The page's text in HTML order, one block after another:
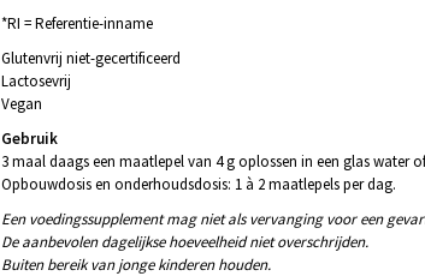
*RI = Referentie-inname
Glutenvrij niet-gecertificeerd
Lactosevrij
Vegan
Gebruik
3 maal daags een maatlepel van 4 g oplossen in een glas
Opbouwdosis en onderhoudsdosis: 1 à 2 maatlepels per dag.
Een voedingssupplement mag niet als vervanging voor een
De aanbevolen dagelijkse hoeveelheid niet overschrijden.
Buiten bereik van jonge kinderen houden.